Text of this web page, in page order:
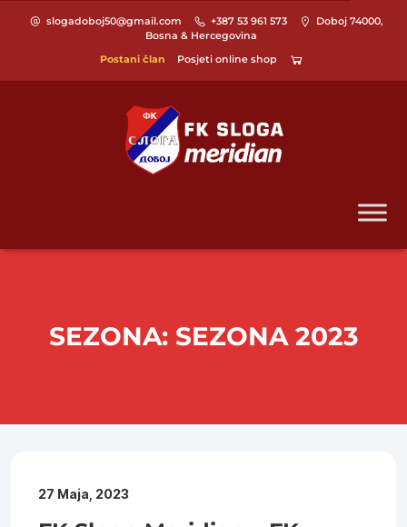
slogadoboj50@gmail.com +387 53 961 573
Doboj 74000,
Bosna & Hercegovina
Postani član
Posjeti online shop
SEZONA: SEZONA 2023
27 Maja, 2023